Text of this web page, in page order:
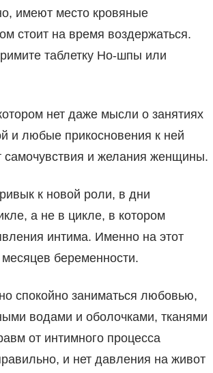
имеют место кровяные
стоит на время воздержаться.
таблетку Но-шпы или
нет даже мысли о занятиях
и любые прикосновения к ней
самочувствия и желания женщины.
к новой роли, в дни
а не в цикле, в котором
интима. Именно на этот
беременности.
спокойно заниматься любовью,
водами и оболочками, тканями
от интимного процесса
и нет давления на живот